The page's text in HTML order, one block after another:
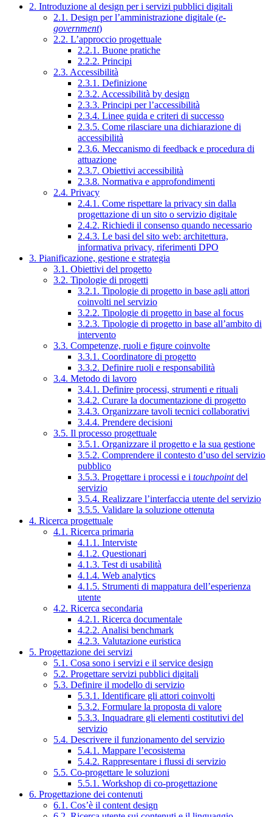
2. Introduzione al design per i servizi pubblici digitali
2.1. Design per l’amministrazione digitale (e-
government)
2.2. L’approccio progettuale
2.2.1. Buone pratiche
2.2.2. Principi
2.3. Accessibilità
2.3.1. Definizione
2.3.2. Accessibilità by design
2.3.3. Principi per l’accessibilità
2.3.4. Linee guida e criteri di successo
2.3.5. Come rilasciare una dichiarazione di
accessibilità
2.3.6. Meccanismo di feedback e procedura di
attuazione
2.3.7. Obiettivi accessibilità
2.3.8. Normativa e approfondimenti
2.4. Privacy
2.4.1. Come rispettare la privacy sin dalla
progettazione di un sito o servizio digitale
2.4.2. Richiedi il consenso quando necessario
2.4.3. Le basi del sito web: architettura,
informativa privacy, riferimenti DPO
3. Pianificazione, gestione e strategia
3.1. Obiettivi del progetto
3.2. Tipologie di progetti
3.2.1. Tipologie di progetto in base agli attori
coinvolti nel servizio
3.2.2. Tipologie di progetto in base al focus
3.2.3. Tipologie di progetto in base all’ambito di
intervento
3.3. Competenze, ruoli e figure coinvolte
3.3.1. Coordinatore di progetto
3.3.2. Definire ruoli e responsabilità
3.4. Metodo di lavoro
3.4.1. Definire processi, strumenti e rituali
3.4.2. Curare la documentazione di progetto
3.4.3. Organizzare tavoli tecnici collaborativi
3.4.4. Prendere decisioni
3.5. Il processo progettuale
3.5.1. Organizzare il progetto e la sua gestione
3.5.2. Comprendere il contesto d’uso del servizio
pubblico
3.5.3. Progettare i processi e i touchpointdel
servizio
3.5.4. Realizzare l’interfaccia utente del servizio
3.5.5. Validare la soluzione ottenuta
4. Ricerca progettuale
4.1. Ricerca primaria
4.1.1. Interviste
4.1.2. Questionari
4.1.3. Test di usabilità
4.1.4. Web analytics
4.1.5. Strumenti di mappatura dell’esperienza
utente
4.2. Ricerca secondaria
4.2.1. Ricerca documentale
4.2.2. Analisi benchmark
4.2.3. Valutazione euristica
5. Progettazione dei servizi
5.1. Cosa sono i servizi e il service design
5.2. Progettare servizi pubblici digitali
5.3. Definire il modello di servizio
5.3.1. Identificare gli attori coinvolti
5.3.2. Formulare la proposta di valore
5.3.3. Inquadrare gli elementi costitutivi del
servizio
5.4. Descrivere il funzionamento del servizio
5.4.1. Mappare l’ecosistema
5.4.2. Rappresentare i flussi di servizio
5.5. Co-progettare le soluzioni
5.5.1. Workshop di co-progettazione
6. Progettazione dei contenuti
6.1. Cos’è il content design